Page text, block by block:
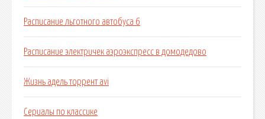
Расписание льготного автобуса 6
Расписание электричек аэроэкспресс в домодедово
Жизнь адель торрент avi
Сериалы по классике